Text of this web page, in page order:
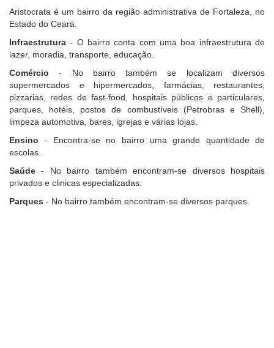
Aristocrata é um bairro da região administrativa de Fortaleza, no
Estado do Ceará.
Infraestrutura - O bairro conta com uma boa infraestrutura de
lazer, moradia, transporte, educação.
Comércio - No bairro também se localizam diversos
supermercados e hipermercados, farmácias, restaurantes,
pizzarias, redes de fast-food, hospitais públicos e particulares,
parques, hotéis, postos de combustíveis (Petrobras e Shell),
limpeza automotiva, bares, igrejas e várias lojas.
Ensino - Encontra-se no bairro uma grande quantidade de
escolas.
Saúde - No bairro também encontram-se diversos hospitais
privados e clinicas especializadas.
Parques - No bairro também encontram-se diversos parques.